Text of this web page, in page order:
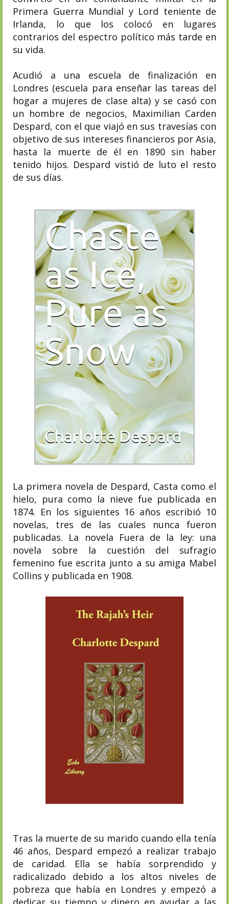
Primera Guerra Mundial y Lord teniente de
Irlanda, lo que los colocó en lugares
contrarios del espectro político más tarde en
su vida.
Acudió a una escuela de finalización en
Londres (escuela para enseñar las tareas del
hogar a mujeres de clase alta) y se casó con
un hombre de negocios, Maximilian Carden
Despard, con el que viajó en sus travesías con
objetivo de sus intereses financieros por Asia,
hasta la muerte de él en 1890 sin haber
tenido hijos. Despard vistió de luto el resto
de sus días.
La primera novela de Despard, Casta como el
hielo, pura como la nieve fue publicada en
1874. En los siguientes 16 años escribió 10
novelas, tres de las cuales nunca fueron
publicadas​. La novela Fuera de la ley: una
novela sobre la cuestión del sufragio
femenino fue escrita junto a su amiga Mabel
Collins y publicada en 1908.
Tras la muerte de su marido cuando ella tenía
46 años, Despard empezó a realizar trabajo
de caridad. Ella se había sorprendido y
radicalizado debido a los altos niveles de
pobreza que había en Londres y empezó a